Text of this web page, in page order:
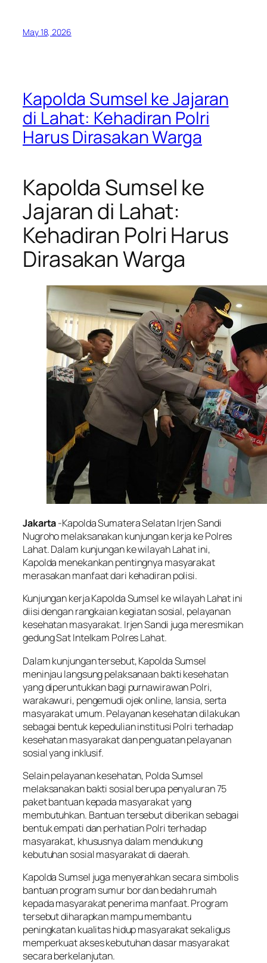
May 18, 2026
Kapolda Sumsel ke Jajaran
di Lahat: Kehadiran Polri
Harus Dirasakan Warga
Kapolda Sumsel ke
Jajaran di Lahat:
Kehadiran Polri Harus
Dirasakan Warga
Jakarta-Kapolda Sumatera Selatan Irjen Sandi
Nugroho melaksanakan kunjungan kerja ke Polres
Lahat. Dalam kunjungan ke wilayah Lahat ini,
Kapolda menekankan pentingnya masyarakat
merasakan manfaat dari kehadiran polisi.
Kunjungan kerja Kapolda Sumsel ke wilayah Lahat ini
diisi dengan rangkaian kegiatan sosial, pelayanan
kesehatan masyarakat. Irjen Sandi juga meresmikan
gedung Sat Intelkam Polres Lahat.
Dalam kunjungan tersebut, Kapolda Sumsel
meninjau langsung pelaksanaan bakti kesehatan
yang diperuntukkan bagi purnawirawan Polri,
warakawuri, pengemudi ojekonline, lansia, serta
masyarakat umum. Pelayanan kesehatan dilakukan
sebagai bentuk kepedulian institusi Polri terhadap
kesehatan masyarakat dan penguatan pelayanan
sosial yang inklusif.
Selain pelayanan kesehatan, Polda Sumsel
melaksanakan bakti sosial berupa penyaluran 75
paket bantuan kepada masyarakat yang
membutuhkan. Bantuan tersebut diberikan sebagai
bentuk empati dan perhatian Polri terhadap
masyarakat, khususnya dalam mendukung
kebutuhan sosial masyarakat di daerah.
Kapolda Sumsel juga menyerahkan secara simbolis
bantuan program sumur bor dan bedah rumah
kepada masyarakat penerima manfaat. Program
tersebut diharapkan mampu membantu
peningkatan kualitas hidup masyarakat sekaligus
memperkuat akses kebutuhan dasar masyarakat
secara berkelanjutan.